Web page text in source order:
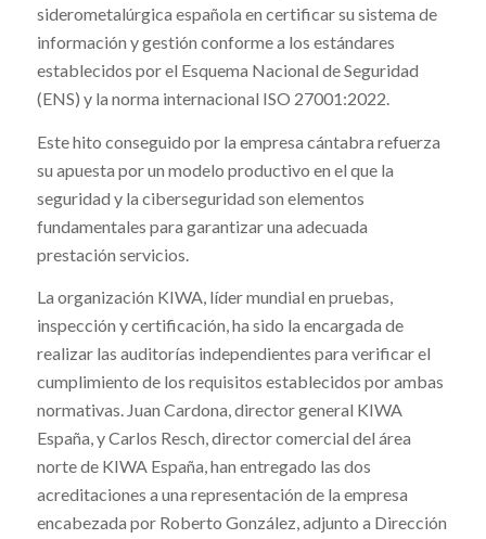
siderometalúrgica española en certificar su sistema de
información y gestión conforme a los estándares
establecidos por el Esquema Nacional de Seguridad
(ENS) y la norma internacional ISO 27001:2022.
Este hito conseguido por la empresa cántabra refuerza
su apuesta por un modelo productivo en el que la
seguridad y la ciberseguridad son elementos
fundamentales para garantizar una adecuada
prestación servicios.
La organización KIWA, líder mundial en pruebas,
inspección y certificación, ha sido la encargada de
realizar las auditorías independientes para verificar el
cumplimiento de los requisitos establecidos por ambas
normativas. Juan Cardona, director general KIWA
España, y Carlos Resch, director comercial del área
norte de KIWA España, han entregado las dos
acreditaciones a una representación de la empresa
encabezada por Roberto González, adjunto a Dirección